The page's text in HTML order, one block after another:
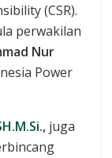
(CSR).
perwakilan
Nur
Power
., juga